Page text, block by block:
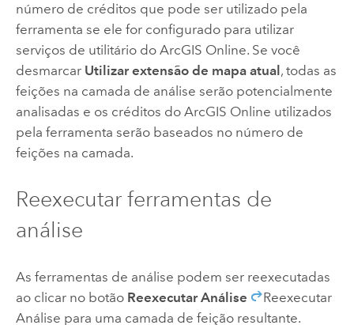
número de créditos que pode ser utilizado pela
ferramenta se ele for configurado para utilizar
serviços de utilitário do ArcGIS Online. Se você
desmarcar Utilizar extensão de mapa atual , todas as
feições na camada de análise serão potencialmente
analisadas e os créditos do ArcGIS Online utilizados
pela ferramenta serão baseados no número de
feições na camada.
Reexecutar ferramentas de
análise
As ferramentas de análise podem ser reexecutadas
ao clicar no botão Reexecutar Análise
Reexecutar
Análise para uma camada de feição resultante.